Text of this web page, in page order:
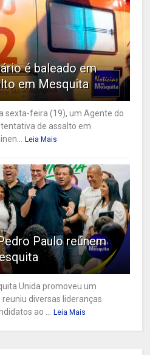
é baleado em
em Mesquita
sexta-feira (19), um Agente do
de assalto em
Leia Mais
Paulo reúnem
Unida promoveu um
diversas lideranças
ao ... Leia Mais